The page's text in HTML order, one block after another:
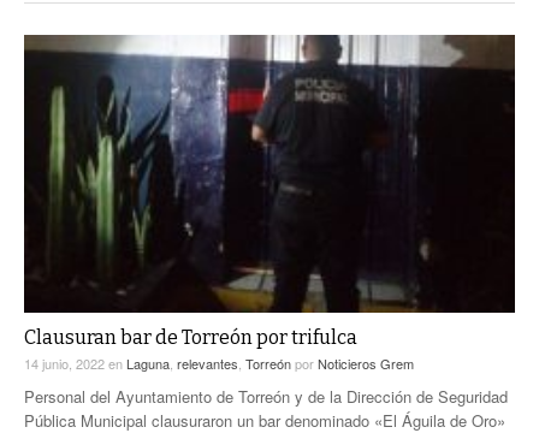
Clausuran bar de Torreón por trifulca
14 junio, 2022en Laguna relevantes TorreónporNoticieros Grem
Personal del Ayuntamiento de Torreón y de la Dirección de Seguridad
Pública Municipal clausuraron un bar denominado «El Águila de Oro»